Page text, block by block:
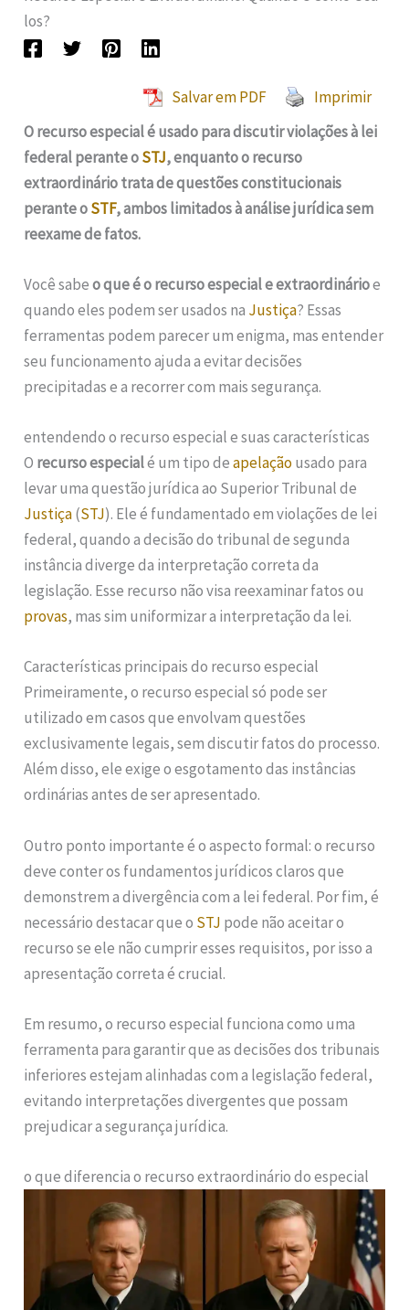
los?
Salvar em PDF
Imprimir
O recurso especial é usado para discutir violações à lei
federal perante oSTJ, enquanto o recurso
extraordinário trata de questões constitucionais
perante oSTF, ambos limitados à análise jurídica sem
reexame de fatos.
Você sabeo que é o recurso especial e extraordinárioe
quando eles podem ser usados na Justiça? Essas
ferramentas podem parecer um enigma, mas entender
seu funcionamento ajuda a evitar decisões
precipitadas e a recorrer com mais segurança.
entendendo o recurso especial e suas características
O recurso especialé um tipo deapelaçãousado para
levar uma questão jurídica ao Superior Tribunal de
Justiça(STJ). Ele é fundamentado em violações de lei
federal, quando a decisão do tribunal de segunda
instância diverge da interpretação correta da
legislação. Esse recurso não visa reexaminar fatos ou
provas, mas sim uniformizar a interpretação da lei.
Características principais do recurso especial
Primeiramente, o recurso especial só pode ser
utilizado em casos que envolvam questões
exclusivamente legais, sem discutir fatos do processo.
Além disso, ele exige o esgotamento das instâncias
ordinárias antes de ser apresentado.
Outro ponto importante é o aspecto formal: o recurso
deve conter os fundamentos jurídicos claros que
demonstrem a divergência com a lei federal. Por fim, é
necessário destacar que o STJ pode não aceitar o
recurso se ele não cumprir esses requisitos, por isso a
apresentação correta é crucial.
Em resumo, o recurso especial funciona como uma
ferramenta para garantir que as decisões dos tribunais
inferiores estejam alinhadas com a legislação federal,
evitando interpretações divergentes que possam
prejudicar a segurança jurídica.
o que diferencia o recurso extraordinário do especial